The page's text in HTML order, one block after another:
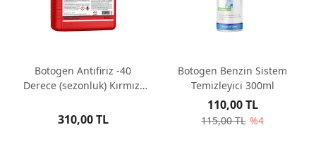
Botogen Antifiriz -40
Derece (sezonluk) Kırmızı
310,00 TL
Botogen Benzin Sistem
Temizleyici 300ml
115,00 TL %4
110,00 TL